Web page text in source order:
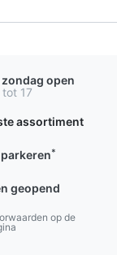
zondag open
17
assortiment
*
geopend
op de